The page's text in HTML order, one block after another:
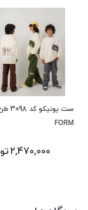
ست یونیکو
FORM
2,470,000